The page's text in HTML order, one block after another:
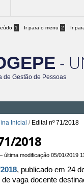
1 Ir para o menu 2 Ir
-
de Gestão de Pessoas
Inicial / Edital nº 71/2018
2018
última modificação 05/01/2019
, publicado em 24
vaga docente